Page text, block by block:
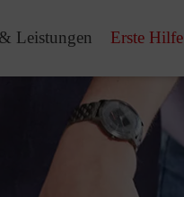
Leistungen Erste Hilfe